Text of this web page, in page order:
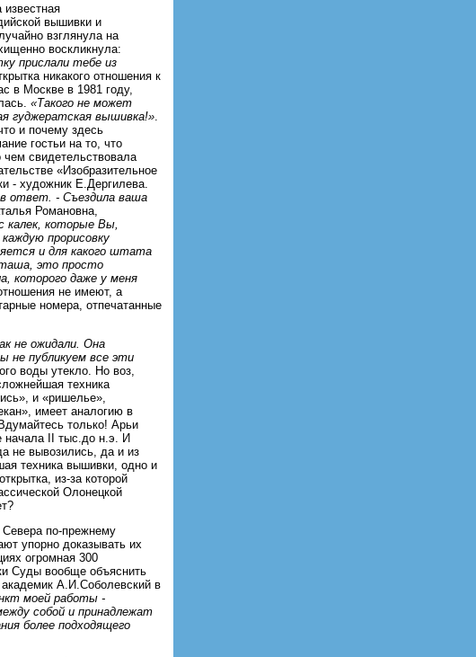
вышивки и
взглянула на
воскликнула:
прислали тебе из
никакого отношения к
в Москве в 1981 году,
«Такого не может
гуджератская вышивка!»
и почему здесь
гостьи на то, что
свидетельствовала
«Изобразительное
- художник Е.Дергилева.
ответ. - Съездила ваша
Романовна,
калек, которые Вы,
прорисовку
и для какого штата
это просто
которого даже у меня
не имеют, а
номера, отпечатанные
не ожидали. Она
не публикуем все эти
воды утекло. Но воз,
техника
и «ришелье»,
имеет аналогию в
только! Арьи
начала II тыс.до н.э. И
не вывозились, да и из
техника вышивки, одно и
из-за которой
Олонецкой
Севера по-прежнему
упорно доказывать их
огромная 300
Суды вообще объяснить
А.И.Соболевский в
моей работы -
собой и принадлежат
более подходящего